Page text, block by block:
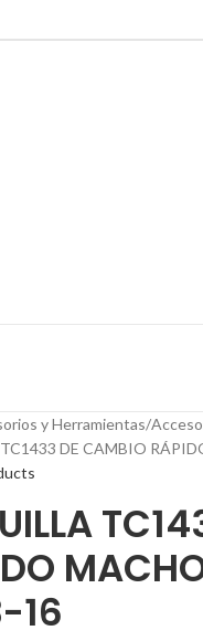
y Herramientas
DE CAMBIO
16